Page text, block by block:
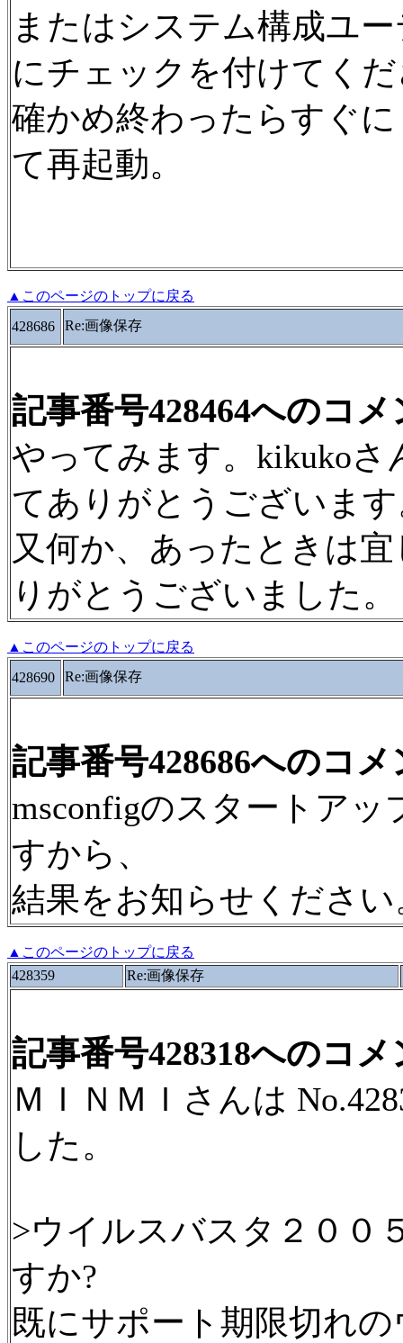
またはシステム構成ユ
にチェックを付けてく
確かめ終わったらすぐ
て再起動。
▲このページのトップに戻る
428686
Re:画像保存
記事番号428464へのコメ
やってみます。kikuko
てありがとうございま
又何か、あったときは
りがとうございました。
▲このページのトップに戻る
428690
Re:画像保存
記事番号428686へのコメ
msconfigのスタートア
すから、
結果をお知らせください
▲このページのトップに戻る
428359
Re:画像保存
記事番号428318へのコメ
ＭＩＮＭＩさんは
した。
>ウイルスバスタ２００
すか?
既にサポート期限切れ